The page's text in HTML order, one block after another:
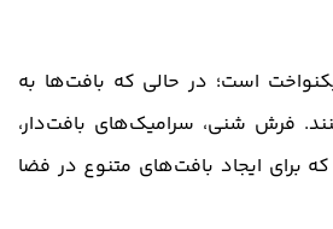
است؛ در حالی که بافت‌ها به
فرش شنی، سرامیک‌های بافت‌دار،
ایجاد بافت‌های متنوع در فضا